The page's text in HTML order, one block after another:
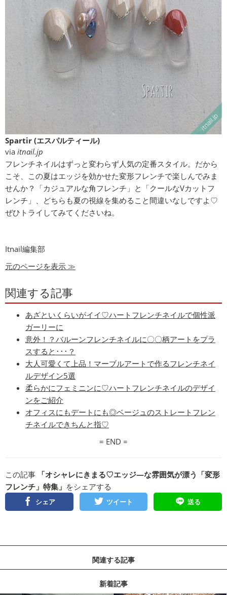
Spartir (エスパルティール)
via itnail.jp
フレンチネイルはずっと変わらず人気の定番スタイル。だから
こそ、この夏はエッジを効かせた変形フレンチで楽しんでみま
せんか？「カジュアルな角フレンチ」と「クールなVカットフ
レンチ」、どちらも夏の視線を集めること間違いなしですよ♡
ぜひトライしてみてくださいね。
Itnail編集部
元のページを表示 ≫
関連する記事
あざといくらいがイイ♡ハートフレンチネイルで個性派
ガーリーに
意外！？バルーンフレンチネイルに〇〇柄アートをプラ
スすると･･･？
大人可愛くて上品！マーブルアートで作るフレンチネイ
ルデザイン5選
柔らかにフェミニンに♡ハートフレンチネイルのデザイ
ンをご紹介
オフィスにもデートにも◎ベージュのストレートフレン
チネイルできちんと指♡
= END =
この記事
「オシャレにきまる♡エッジ―な雰囲気が漂う「変形
フレンチ」特集」 をシェアする
シェア ツイート 送る
関連する記事
新着記事